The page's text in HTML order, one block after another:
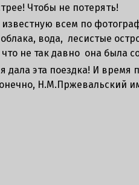
Чтобы не потерять!
всем по
вода, лесистые
не так давно она была
эта поездка! И время
Н.М.Пржевальский